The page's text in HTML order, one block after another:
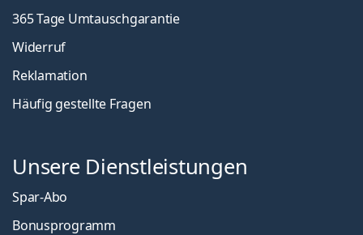
365 Tage Umtauschgarantie
Widerruf
Reklamation
Häufig gestellte Fragen
Unsere Dienstleistungen
Spar-Abo
Bonusprogramm